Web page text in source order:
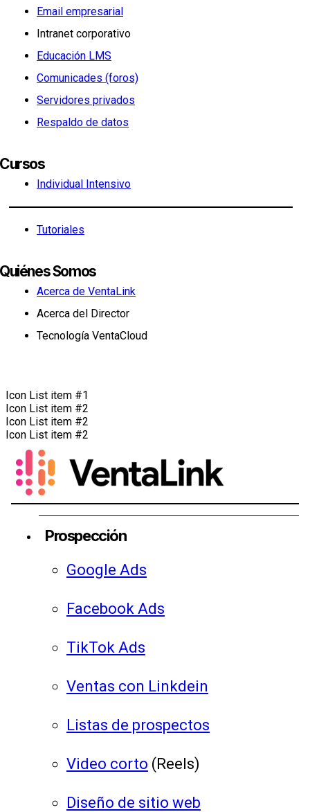
Email empresarial
Intranet corporativo
Educación LMS
Comunicades (foros)
Servidores privados
Respaldo de datos
Cursos
Individual Intensivo
Tutoriales
Quiénes Somos
Acerca de VentaLink
Acerca del Director
Tecnología VentaCloud
Icon List item #1
Icon List item #2
Icon List item #2
Icon List item #2
Prospección
Google Ads
Facebook Ads
TikTok Ads
Ventas con Linkdein
Listas de prospectos
Video corto (Reels)
Diseño de sitio web